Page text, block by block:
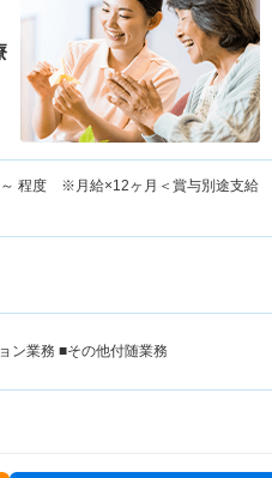
程度 ※月給×12ヶ月＜賞与別途支給
ン業務 ■その他付随業務